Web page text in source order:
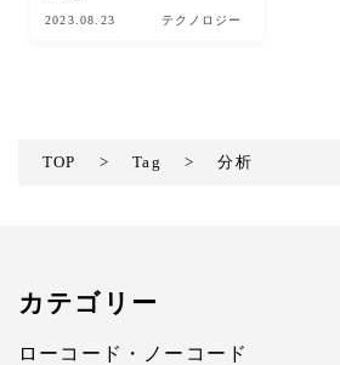
2023.08.23 テクノロジー
TOP > Tag > 分析
カテゴリー
ローコード・ノーコード